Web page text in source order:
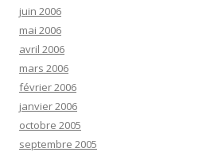
juin 2006
mai 2006
avril 2006
mars 2006
février 2006
janvier 2006
octobre 2005
septembre 2005